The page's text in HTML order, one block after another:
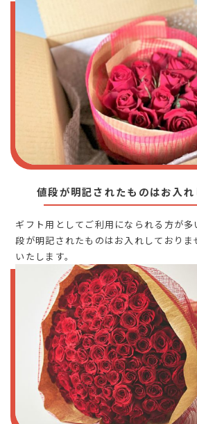
値段が明記されたものはお入
ギフト用としてご利用になられる方が
段が明記されたものはお入れしており
いたします。